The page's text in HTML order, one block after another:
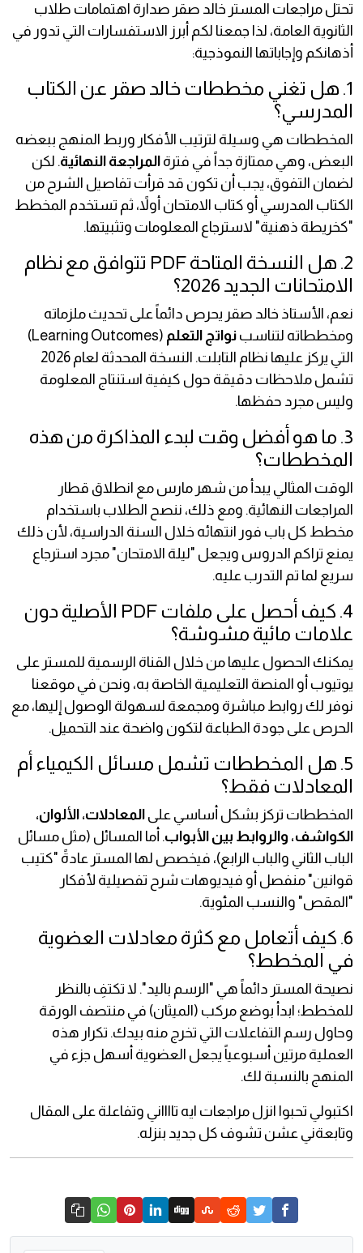
تحتل مراجعات المستر خالد صقر صدارة اهتمامات طلاب
الثانوية العامة، لذا جمعنا لكم أبرز الاستفسارات التي تدور في
أذهانكم وإجاباتها النموذجية:
1. هل تغني مخططات خالد صقر عن الكتاب
المدرسي؟
المخططات هي وسيلة لترتيب الأفكار وربط المنهج ببعضه
البعض، وهي ممتازة جداً في فترة المراجعة النهائية. لكن
لضمان التفوق، يجب أن تكون قد قرأت تفاصيل الشرح من
الكتاب المدرسي أو كتاب الامتحان أولاً، ثم تستخدم المخطط
"كخريطة ذهنية" لاسترجاع المعلومات وتثبيتها.
2. هل النسخة المتاحة PDF تتوافق مع نظام
الامتحانات الجديد 2026؟
نعم، الأستاذ خالد صقر يحرص دائماً على تحديث ملزماته
ومخططاته لتناسب نواتج التعلم
(Learning Outcomes)
التي يركز عليها نظام التابلت. النسخة المحدثة لعام 2026
تشمل ملاحظات دقيقة حول كيفية استنتاج المعلومة
وليس مجرد حفظها.
3. ما هو أفضل وقت لبدء المذاكرة من هذه
المخططات؟
الوقت المثالي يبدأ من شهر مارس مع انطلاق قطار
المراجعات النهائية. ومع ذلك، ننصح الطلاب باستخدام
مخطط كل باب فور انتهائه خلال السنة الدراسية، لأن ذلك
يمنع تراكم الدروس ويجعل "ليلة الامتحان" مجرد استرجاع
سريع لما تم التدرب عليه.
4. كيف أحصل على ملفات PDF الأصلية دون
علامات مائية مشوشة؟
يمكنك الحصول عليها من خلال القناة الرسمية للمستر على
يوتيوب أو المنصة التعليمية الخاصة به، ونحن في موقعنا
نوفر لك روابط مباشرة ومجمعة لسهولة الوصول إليها، مع
الحرص على جودة الطباعة لتكون واضحة عند التحميل.
5. هل المخططات تشمل مسائل الكيمياء أم
المعادلات فقط؟
المخططات تركز بشكل أساسي على المعادلات، الألوان،
الكواشف، والروابط بين الأبواب. أما المسائل (مثل مسائل
الباب الثاني والباب الرابع)، فيخصص لها المستر عادةً "كتيب
قوانين" منفصل أو فيديوهات شرح تفصيلية لأفكار
"المقص" والنسب المئوية.
6. كيف أتعامل مع كثرة معادلات العضوية
في المخطط؟
نصيحة المستر دائماً هي "الرسم باليد". لا تكتفِ بالنظر
للمخطط؛ ابدأ بوضع مركب (الميثان) في منتصف الورقة
وحاول رسم التفاعلات التي تخرج منه بيدك. تكرار هذه
العملية مرتين أسبوعياً يجعل العضوية أسهل جزء في
المنهج بالنسبة لك.
اكتبولي تحبوا انزل مراجعات ايه تااااني وتفاعلة على المقال
وتابعةني عشن تشوف كل جديد بنزله.